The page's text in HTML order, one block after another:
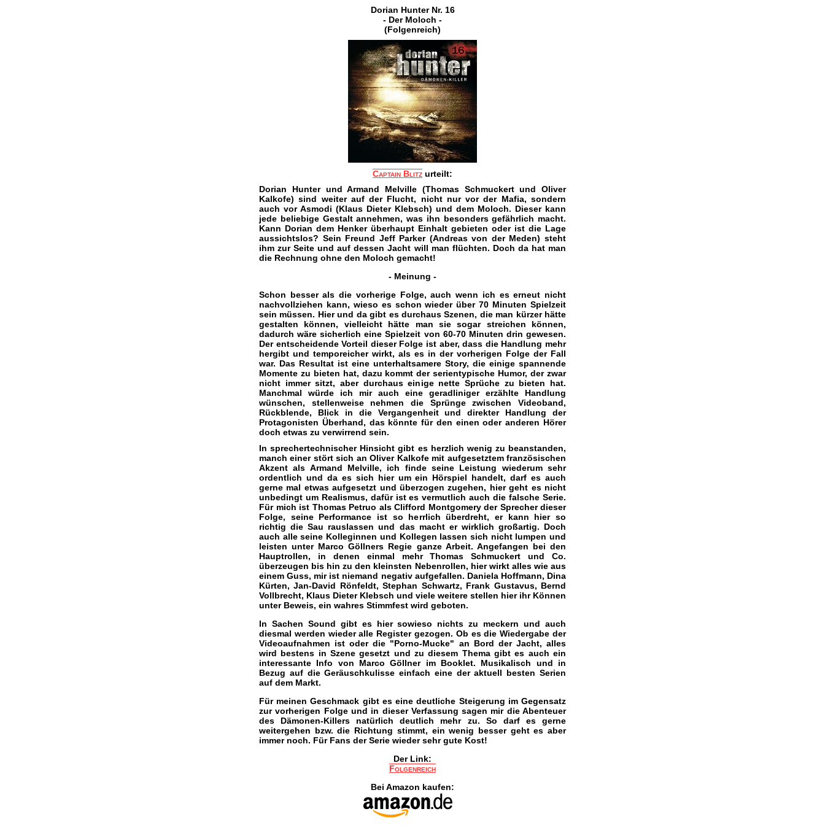
Dorian Hunter Nr. 16
- Der Moloch -
(Folgenreich)
Captain Blitz urteilt:
Dorian Hunter und Armand Melville (Thomas Schmuckert und Oliver
Kalkofe) sind weiter auf der Flucht, nicht nur vor der Mafia, sondern
auch vor Asmodi (Klaus Dieter Klebsch) und dem Moloch. Dieser kann
jede beliebige Gestalt annehmen, was ihn besonders gefährlich macht.
Kann Dorian dem Henker überhaupt Einhalt gebieten oder ist die Lage
aussichtslos? Sein Freund Jeff Parker (Andreas von der Meden) steht
ihm zur Seite und auf dessen Jacht will man flüchten. Doch da hat man
die Rechnung ohne den Moloch gemacht!
- Meinung -
Schon besser als die vorherige Folge, auch wenn ich es erneut nicht
nachvollziehen kann, wieso es schon wieder über 70 Minuten Spielzeit
sein müssen. Hier und da gibt es durchaus Szenen, die man kürzer hätte
gestalten können, vielleicht hätte man sie sogar streichen können,
dadurch wäre sicherlich eine Spielzeit von 60-70 Minuten drin gewesen.
Der entscheidende Vorteil dieser Folge ist aber, dass die Handlung mehr
hergibt und temporeicher wirkt, als es in der vorherigen Folge der Fall
war. Das Resultat ist eine unterhaltsamere Story, die einige spannende
Momente zu bieten hat, dazu kommt der serientypische Humor, der zwar
nicht immer sitzt, aber durchaus einige nette Sprüche zu bieten hat.
Manchmal würde ich mir auch eine geradliniger erzählte Handlung
wünschen, stellenweise nehmen die Sprünge zwischen Videoband,
Rückblende, Blick in die Vergangenheit und direkter Handlung der
Protagonisten Überhand, das könnte für den einen oder anderen Hörer
doch etwas zu verwirrend sein.
In sprechertechnischer Hinsicht gibt es herzlich wenig zu beanstanden,
manch einer stört sich an Oliver Kalkofe mit aufgesetztem französischen
Akzent als Armand Melville, ich finde seine Leistung wiederum sehr
ordentlich und da es sich hier um ein Hörspiel handelt, darf es auch
gerne mal etwas aufgesetzt und überzogen zugehen, hier geht es nicht
unbedingt um Realismus, dafür ist es vermutlich auch die falsche Serie.
Für mich ist Thomas Petruo als Clifford Montgomery der Sprecher dieser
Folge, seine Performance ist so herrlich überdreht, er kann hier so
richtig die Sau rauslassen und das macht er wirklich großartig. Doch
auch alle seine Kolleginnen und Kollegen lassen sich nicht lumpen und
leisten unter Marco Göllners Regie ganze Arbeit. Angefangen bei den
Hauptrollen, in denen einmal mehr Thomas Schmuckert und Co.
überzeugen bis hin zu den kleinsten Nebenrollen, hier wirkt alles wie aus
einem Guss, mir ist niemand negativ aufgefallen. Daniela Hoffmann, Dina
Kürten, Jan-David Rönfeldt, Stephan Schwartz, Frank Gustavus, Bernd
Vollbrecht, Klaus Dieter Klebsch und viele weitere stellen hier ihr Können
unter Beweis, ein wahres Stimmfest wird geboten.
In Sachen Sound gibt es hier sowieso nichts zu meckern und auch
diesmal werden wieder alle Register gezogen. Ob es die Wiedergabe der
Videoaufnahmen ist oder die "Porno-Mucke" an Bord der Jacht, alles
wird bestens in Szene gesetzt und zu diesem Thema gibt es auch ein
interessante Info von Marco Göllner im Booklet. Musikalisch und in
Bezug auf die Geräuschkulisse einfach eine der aktuell besten Serien
auf dem Markt.
Für meinen Geschmack gibt es eine deutliche Steigerung im Gegensatz
zur vorherigen Folge und in dieser Verfassung sagen mir die Abenteuer
des Dämonen-Killers natürlich deutlich mehr zu. So darf es gerne
weitergehen bzw. die Richtung stimmt, ein wenig besser geht es aber
immer noch. Für Fans der Serie wieder sehr gute Kost!
Der Link:
Folgenreich
Bei Amazon kaufen: